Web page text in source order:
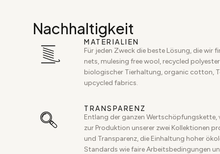
Nachhaltigkeit
MATERIALIEN
Für jeden Zweck die beste Lösung, die wir
nets, mulesing free wool, recycled
biologischer Tierhaltung, organic cotton,
upcycled fabrics.
TRANSPARENZ
Entlang der ganzen Wertschöpfungskette,
zur Produktion unserer zwei Kollektionen
und Transparenz, die Einhaltung hoher
Standards wie faire Arbeitsbedingungen